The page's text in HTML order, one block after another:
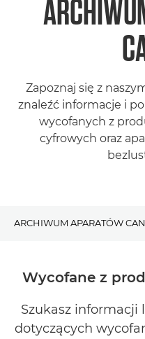
Zapoznaj się z
znaleźć informacje i
wycofanych z
cyfrowych oraz
ARCHIWUM APARATÓW
WSPARCIE
Wycofane z
Szukasz
dotyczących